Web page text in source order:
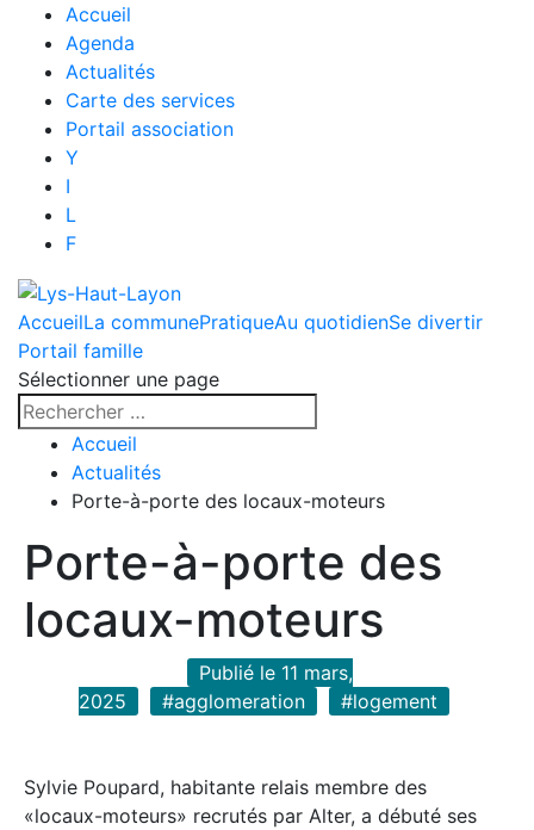
Accueil
Agenda
Actualités
Carte des services
Portail association
Y
I
L
F
AccueilLa communePratiqueAu quotidienSe divertir
Portail famille
Sélectionner une page
Accueil
Actualités
Porte-à-porte des locaux-moteurs
Porte-à-porte des
locaux-moteurs
Publié le 11 mars,
2025
#agglomeration #logement
Sylvie Poupard, habitante relais membre des
«locaux-moteurs» recrutés par Alter, a débuté ses